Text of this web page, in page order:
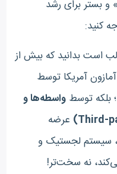
بستر برای رشد
کنید:
است بدانید که بیش از
آمریکا توسط
بلکه توسطواسطه‌ها و
عرضه
سیستم لجستیک و
نه سخت‌تر!